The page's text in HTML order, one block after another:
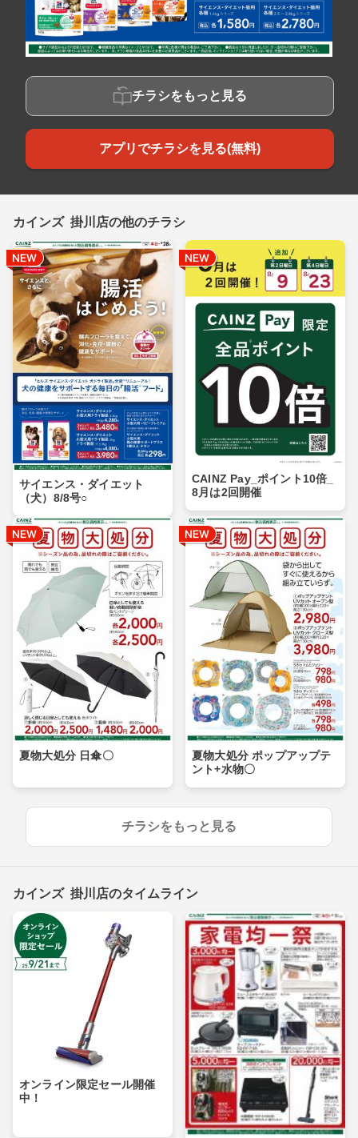
チラシをもっと見る
アプリでチラシを見る(無料)
カインズ 掛川店の他のチラシ
サイエンス・ダイエット
（犬）8/8号○
CAINZ Pay_ポイント10倍_
8月は2回開催
夏物大処分 日傘〇
夏物大処分 ポップアップテ
ント+水物〇
チラシをもっと見る
カインズ 掛川店のタイムライン
オンライン限定セール開催
中！